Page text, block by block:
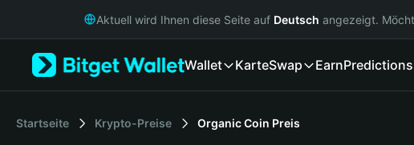
Русский
Italiano
Aktuell wird Ihnen diese Seite auf Deutsch angezeigt.
Wallet KarteSwap EarnPredictions
Startseite Krypto-Preise Organic Coin Preis